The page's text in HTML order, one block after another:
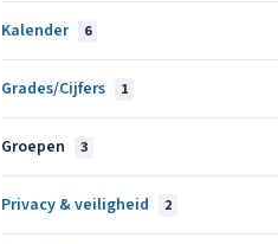
Kalender 6
Grades/Cijfers 1
Groepen 3
Privacy & veiligheid 2